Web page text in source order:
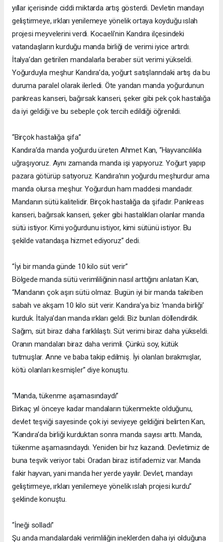
yıllar içerisinde ciddi miktarda artış gösterdi. Devletin mandayı
geliştirmeye, ırkları yenilemeye yönelik ortaya koyduğu ıslah
projesi meyvelerini verdi. Kocaeli’nin Kandıra ilçesindeki
vatandaşların kurduğu manda birliği de verimi iyice artırdı.
İtalya’dan getirilen mandalarla beraber süt verimi yükseldi.
Yoğurduyla meşhur Kandıra’da, yoğurt satışlarındaki artış da bu
duruma paralel olarak ilerledi. Öte yandan manda yoğurdunun
pankreas kanseri, bağırsak kanseri, şeker gibi pek çok hastalığa
da iyi geldiği ve bu sebeple çok tercih edildiği öğrenildi.
“Birçok hastalığa şifa”
Kandıra’da manda yoğurdu üreten Ahmet Kan, “Hayvancılıkla
uğraşıyoruz. Aynı zamanda manda işi yapıyoruz. Yoğurt yapıp
pazara götürüp satıyoruz. Kandıra’nın yoğurdu meşhurdur ama
manda olursa meşhur. Yoğurdun ham maddesi mandadır.
Mandanın sütü kalitelidir. Birçok hastalığa da şifadır. Pankreas
kanseri, bağırsak kanseri, şeker gibi hastalıkları olanlar manda
sütü istiyor. Kimi yoğurdunu istiyor, kimi sütünü istiyor. Bu
şekilde vatandaşa hizmet ediyoruz” dedi.
“İyi bir manda günde 10 kilo süt verir”
Bölgede manda sütü verimliliğinin nasıl arttığını anlatan Kan,
“Mandanın çok aşırı sütü olmaz. Bugün iyi bir manda takriben
sabah ve akşam 10 kilo süt verir. Kandıra’ya biz ‘manda birliği’
kurduk. İtalya’dan manda ırkları geldi. Biz bunları döllendirdik.
Sağım, süt biraz daha farklılaştı. Süt verimi biraz daha yükseldi.
Oranın mandaları biraz daha verimli. Çünkü soy, kütük
tutmuşlar. Anne ve baba takip edilmiş. İyi olanları bırakmışlar,
kötü olanları kesmişler” diye konuştu.
“Manda, tükenme aşamasındaydı”
Birkaç yıl önceye kadar mandaların tükenmekte olduğunu,
devlet teşviği sayesinde çok iyi seviyeye geldiğini belirten Kan,
“Kandıra’da birliği kurduktan sonra manda sayısı arttı. Manda,
tükenme aşamasındaydı. Yeniden bir hız kazandı. Devletimiz de
buna teşvik veriyor tabi. Oradan biraz istifademiz var. Manda
fakir hayvan, yani manda her yerde yayılır. Devlet, mandayı
geliştirmeye, ırkları yenilemeye yönelik ıslah projesi kurdu”
şeklinde konuştu.
“İneği solladı”
Şu anda mandalardaki verimliliğin ineklerden daha iyi olduğuna